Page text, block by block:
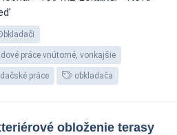
práce vnútorné, vonkajšie
práce obkladača
obloženie terasy